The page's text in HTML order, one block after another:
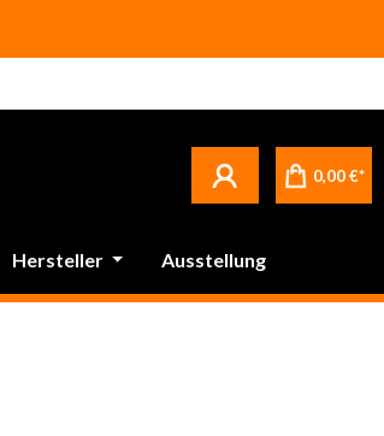
0,00 €*
Hersteller Ausstellung